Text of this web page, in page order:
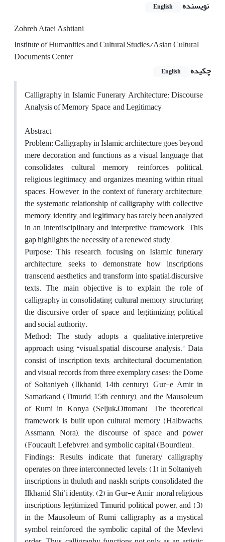
نویسنده English
Zohreh Ataei Ashtiani
Institute of Humanities and Cultural Studies/Asian Cultural
Documents Center
چکیده
English
Calligraphy in Islamic Funerary Architecture: Discourse
Analysis of Memory, Space, and Legitimacy
Abstract
Problem: Calligraphy in Islamic architecture goes beyond
mere decoration and functions as a visual language that
consolidates cultural memory, reinforces political–
religious legitimacy, and organizes meaning within ritual
spaces. However, in the context of funerary architecture,
the systematic relationship of calligraphy with collective
memory, identity, and legitimacy has rarely been analyzed
in an interdisciplinary and interpretive framework. This
gap highlights the necessity of a renewed study.
Purpose: This research, focusing on Islamic funerary
architecture, seeks to demonstrate how inscriptions
transcend aesthetics and transform into spatial–discursive
texts. The main objective is to explain the role of
calligraphy in consolidating cultural memory, structuring
the discursive order of space, and legitimizing political
and social authority.
Method: The study adopts a qualitative–interpretive
approach using “visual–spatial discourse analysis.” Data
consist of inscription texts, architectural documentation,
and visual records from three exemplary cases: the Dome
of Soltaniyeh (Ilkhanid, 14th century), Gur-e Amir in
Samarkand (Timurid, 15th century), and the Mausoleum
of Rumi in Konya (Seljuk–Ottoman). The theoretical
framework is built upon cultural memory (Halbwachs,
Assmann, Nora), the discourse of space and power
(Foucault, Lefebvre), and symbolic capital (Bourdieu).
Findings: Results indicate that funerary calligraphy
operates on three interconnected levels: (1) in Soltaniyeh,
inscriptions in thuluth and naskh scripts consolidated the
Ilkhanid Shiʿi identity; (2) in Gur-e Amir, moral–religious
inscriptions legitimized Timurid political power; and (3)
in the Mausoleum of Rumi, calligraphy as a mystical
symbol reinforced the symbolic capital of the Mevlevi